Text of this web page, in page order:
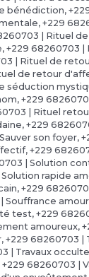
bénédiction,
, +229
| Rituel
, +229 68260703 |
| Rituel de
de retour
séduction
, +229
| Rituel
, +229
son foyer,
, +229
| Solution
rapide
, +229
Souffrance
test, +229
amoureux,
, +229 68260703 |
| Travaux
+229 68260703 |